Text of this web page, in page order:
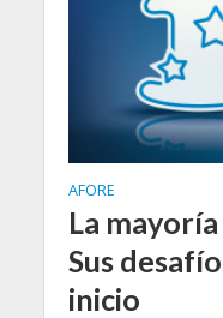
AFORE
La
Sus
inicio